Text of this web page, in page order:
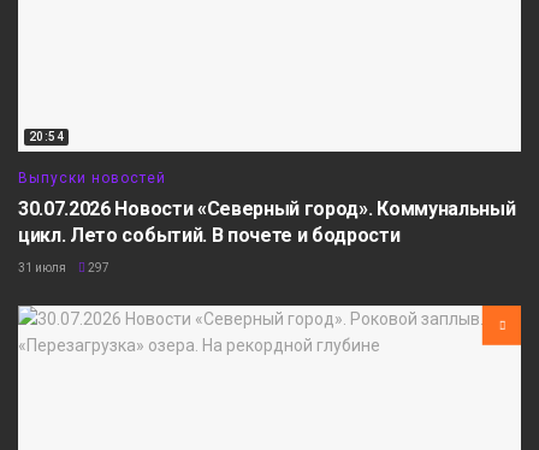
20:54
Выпуски новостей
30.07.2026 Новости «Северный город». Коммунальный
цикл. Лето событий. В почете и бодрости
31 июля 297